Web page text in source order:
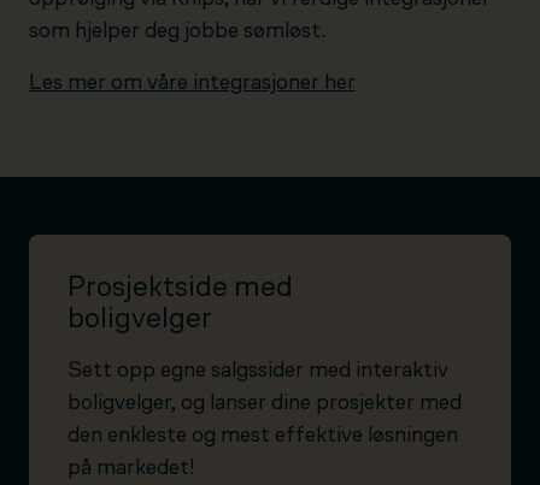
som hjelper deg jobbe sømløst.
Les mer om våre integrasjoner her
Prosjektside med
boligvelger
Sett opp egne salgssider med interaktiv
boligvelger, og lanser dine prosjekter med
den enkleste og mest effektive løsningen
på markedet!